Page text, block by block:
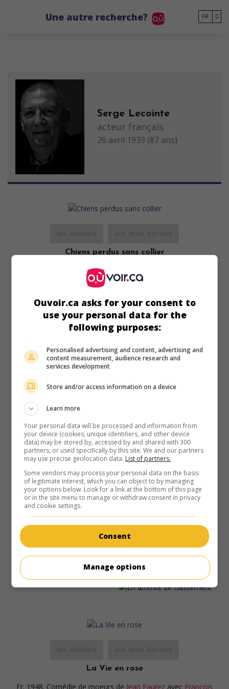
Une autre recherche? FR
Serge Lecointe
acteur français
26 avril 1939 (87 ans)
Chiens perdus sans collier
Fr. 1955. Drame socialde
Serge Lecointe . Le drame de trois adolescents
au cinéma sur mes écrans
Plus de vacances pour le bon Dieu
Fr. 1950. Étude de moeursde Robert Vernay
Leclair,Serge Lecointe,Jacky Gencel. Une bande de gosses
volent des chiens de luxe qu'ils rendent contre une
récompense.
La Vie en rose
Fr. 1948. Comédie de moeurs de Jean Faurez avec François
Ouvoir.ca asks for your consent to
use your personal data for the
following purposes:
Personalised advertising and content, advertising and
content measurement, audience research and
services development
Store and/or access information on a device
Learn more
Your personal data will be processed and information from
your device (cookies, unique identifiers, and other device
data) may be stored by, accessed by and shared with 300
partners, or used specifically by this site. We and our partners
may use precise geolocation data. List of partners.
Some vendors may process your personal data on the basis
of legitimate interest, which you can object to by managing
your options below. Look for a link at the bottom of this page
or in the site menu to manage or withdraw consent in privacy
and cookie settings.
Consent
Manage options